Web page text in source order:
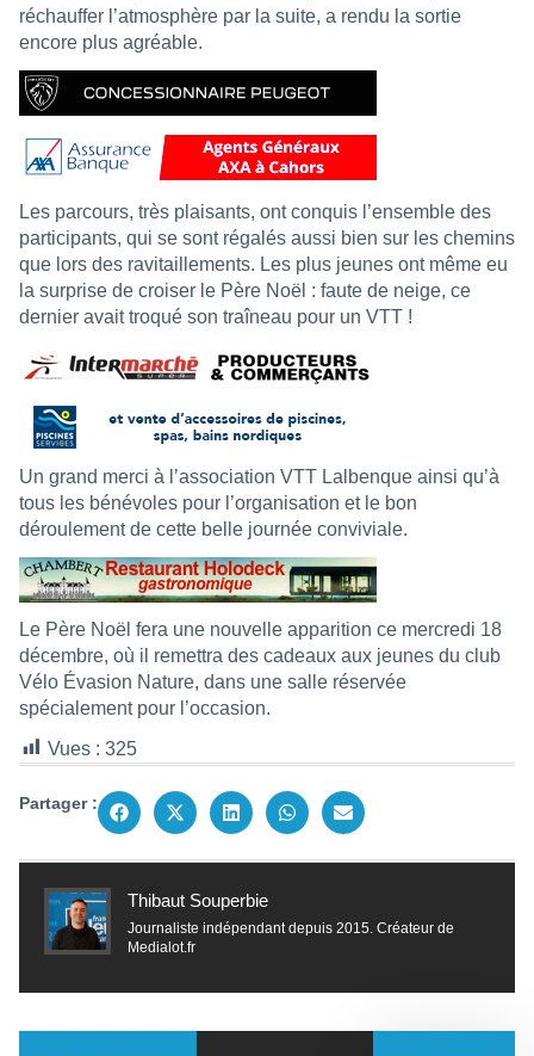
réchauffer l’atmosphère par la suite, a rendu la sortie
encore plus agréable.
Les parcours, très plaisants, ont conquis l’ensemble des
participants, qui se sont régalés aussi bien sur les chemins
que lors des ravitaillements. Les plus jeunes ont même eu
la surprise de croiser le Père Noël : faute de neige, ce
dernier avait troqué son traîneau pour un VTT !
Un grand merci à l’association VTT Lalbenque ainsi qu’à
tous les bénévoles pour l’organisation et le bon
déroulement de cette belle journée conviviale.
Le Père Noël fera une nouvelle apparition ce mercredi 18
décembre, où il remettra des cadeaux aux jeunes du club
Vélo Évasion Nature, dans une salle réservée
spécialement pour l’occasion.
Vues : 325
Partager :
Thibaut Souperbie
Journaliste indépendant depuis 2015. Créateur de
Medialot.fr